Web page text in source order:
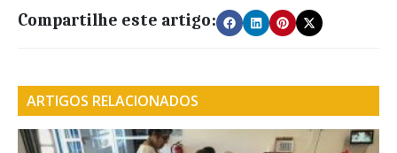
Compartilhe este artigo:
ARTIGOS RELACIONADOS